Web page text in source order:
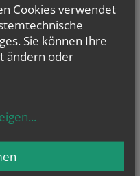
Cookies verwendet
Sie können Ihre
ändern oder
...